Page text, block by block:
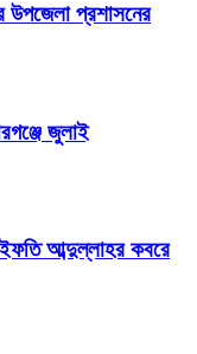
প্রশাসনের
জুলাই
আব্দুল্লাহর কবরে